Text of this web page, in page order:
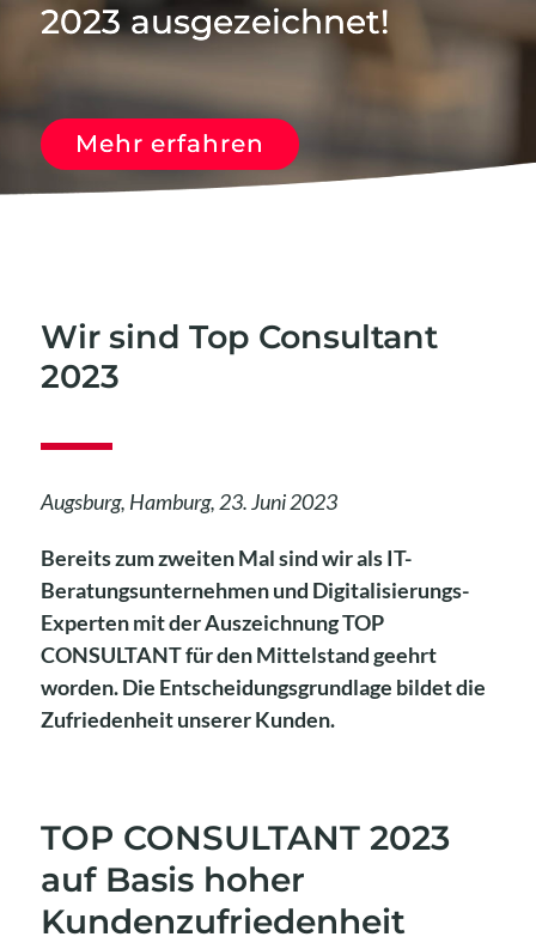
nach:
2023 ausgezeichnet!
Mehr erfahren
Wir sind Top Consultant
2023
Augsburg, Hamburg, 23. Juni 2023
Bereits zum zweiten Mal sind wir als IT-
Beratungsunternehmen und Digitalisierungs-
Experten mit der Auszeichnung TOP
CONSULTANT für den Mittelstand geehrt
worden. Die Entscheidungsgrundlage bildet die
Zufriedenheit unserer Kunden.
TOP CONSULTANT 2023
auf Basis hoher
Kundenzufriedenheit